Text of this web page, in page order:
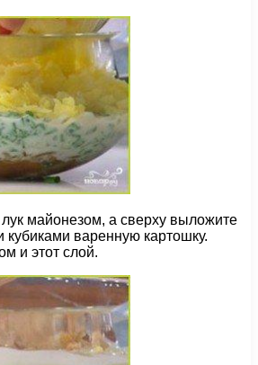
майонезом, а сверху выложите
варенную картошку.
и этот слой.